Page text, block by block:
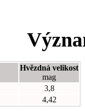
Hvězdná velikost
mag
3,8
4,42